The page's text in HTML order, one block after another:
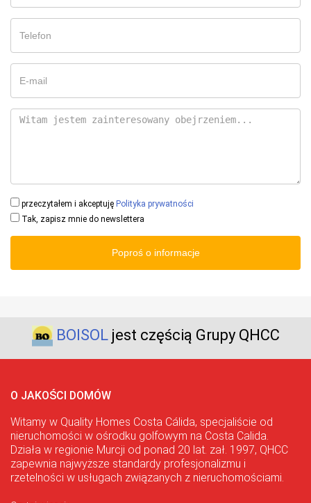
przeczytałem i akceptuję Polityka prywatności
Tak, zapisz mnie do newslettera
Poproś o informacje
BOISOLjest częścią Grupy QHCC
O JAKOŚCI DOMÓW
Witamy w Quality Homes Costa Cálida, specjaliście od
nieruchomości w ośrodku golfowym na Costa Calida.
Działa w regionie Murcji od ponad 20 lat. zał. 1997, QHCC
zapewnia najwyższe standardy profesjonalizmu i
rzetelności w usługach związanych z nieruchomościami.